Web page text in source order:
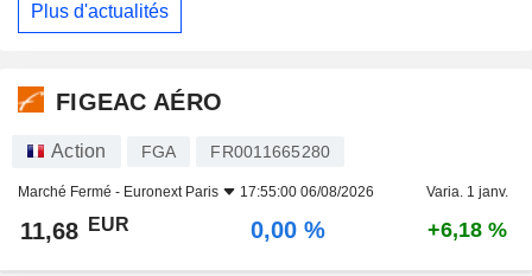
Plus d'actualités
FIGEAC AÉRO
Action FGA FR0011665280
Marché Fermé - Euronext Paris 17:55:00 06/08/2026 Varia. 1 janv.
11,68 EUR 0,00 % +6,18 %